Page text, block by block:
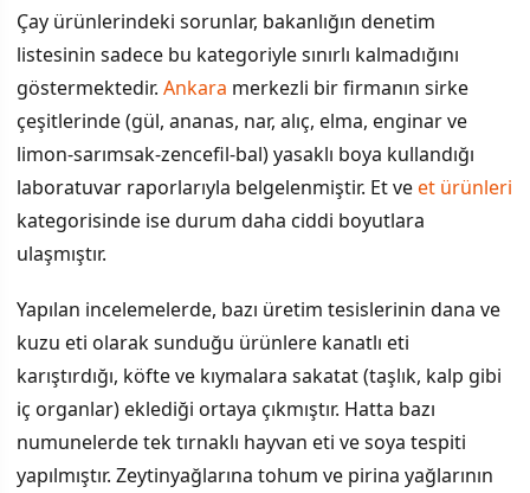
Çay ürünlerindeki sorunlar, bakanlığın denetim
listesinin sadece bu kategoriyle sınırlı kalmadığını
göstermektedir. Ankara merkezli bir firmanın sirke
çeşitlerinde (gül, ananas, nar, alıç, elma, enginar ve
limon-sarımsak-zencefil-bal) yasaklı boya kullandığı
laboratuvar raporlarıyla belgelenmiştir. Et veet ürünleri
kategorisinde ise durum daha ciddi boyutlara
ulaşmıştır.
Yapılan incelemelerde, bazı üretim tesislerinin dana ve
kuzu eti olarak sunduğu ürünlere kanatlı eti
karıştırdığı, köfte ve kıymalara sakatat (taşlık, kalp gibi
iç organlar) eklediği ortaya çıkmıştır. Hatta bazı
numunelerde tek tırnaklı hayvan eti ve soya tespiti
yapılmıştır. Zeytinyağlarına tohum ve pirina yağlarının